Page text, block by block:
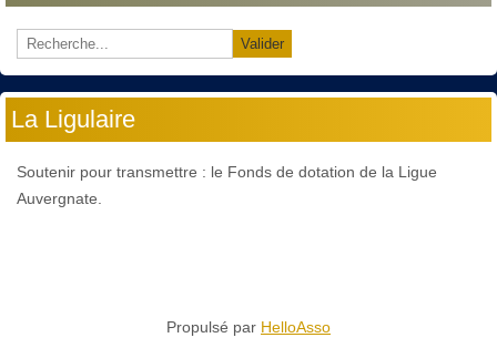
Valider
La Ligulaire
Soutenir pour transmettre : le Fonds de dotation de la Ligue
Auvergnate.
Propulsé par HelloAsso